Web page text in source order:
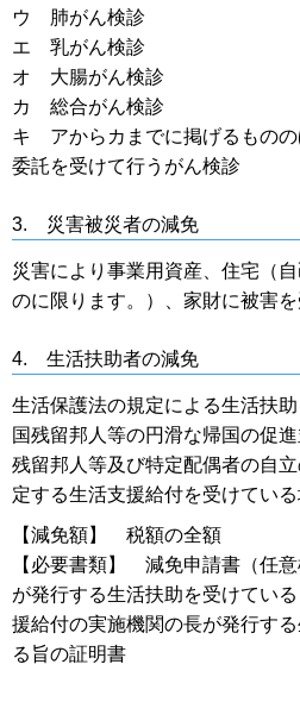
ウ 肺がん検診
エ 乳がん検診
オ 大腸がん検診
カ 総合がん検診
キ アからカまでに掲げるものの
委託を受けて行うがん検診
3. 災害被災者の減免
災害により事業用資産、住宅（
のに限ります。）、家財に被害
4. 生活扶助者の減免
生活保護法の規定による生活扶
国残留邦人等の円滑な帰国の促
残留邦人等及び特定配偶者の自
定する生活支援給付を受けてい
【減免額】 税額の全額
【必要書類】 減免申請書（任
が発行する生活扶助を受けてい
援給付の実施機関の長が発行す
る旨の証明書